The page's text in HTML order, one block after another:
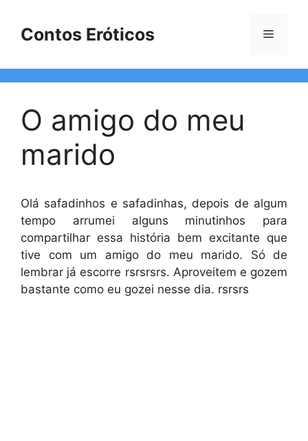
Contos Eróticos Menu
O amigo do meu
marido
Olá safadinhos e safadinhas, depois de algum
tempo arrumei alguns minutinhos para
compartilhar essa história bem excitante que
tive com um amigo do meu marido. Só de
lembrar já escorre rsrsrsrs. Aproveitem e gozem
bastante como eu gozei nesse dia. rsrsrs